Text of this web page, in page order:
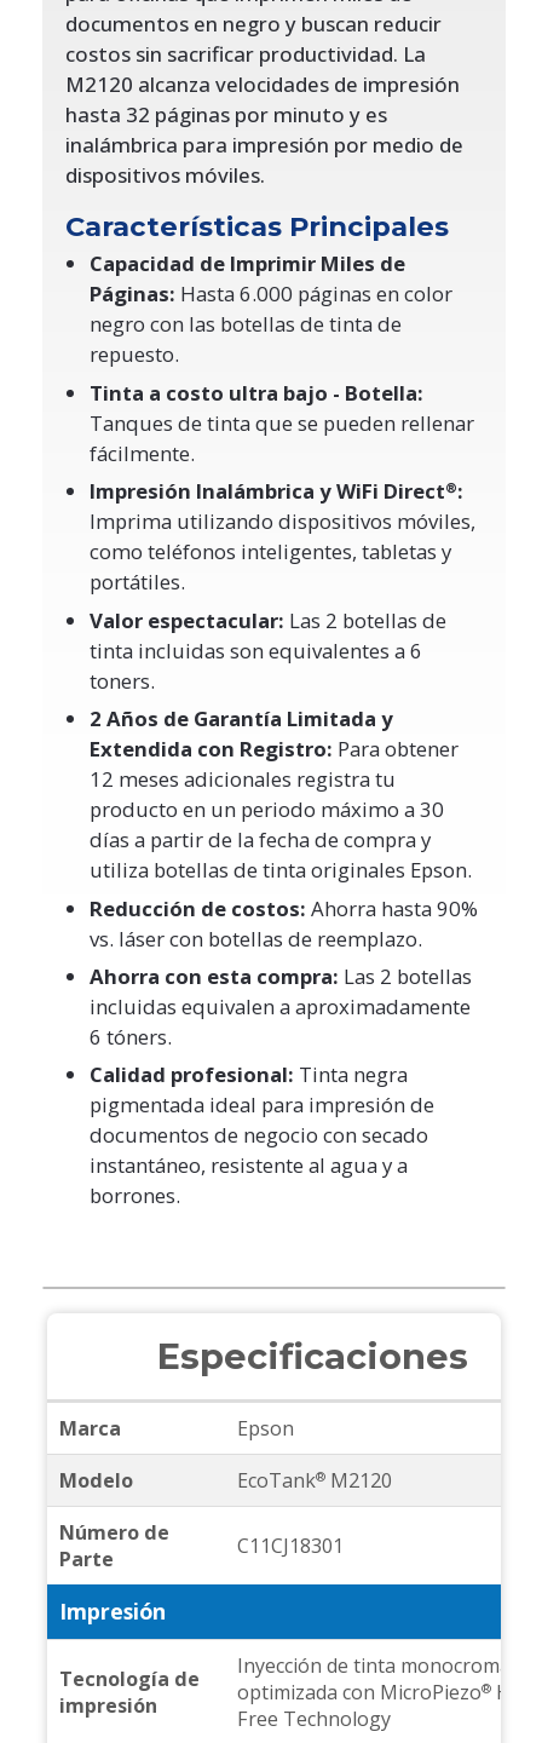
documentos en negro y buscan reducir
costos sin sacrificar productividad. La
M2120 alcanza velocidades de impresión
hasta 32 páginas por minuto y es
inalámbrica para impresión por medio de
dispositivos móviles.
Características Principales
Capacidad de Imprimir Miles de
Páginas: Hasta 6.000 páginas en color
negro con las botellas de tinta de
repuesto.
Tinta a costo ultra bajo - Botella:
Tanques de tinta que se pueden rellenar
fácilmente.
Impresión Inalámbrica y WiFi Direct®:
Imprima utilizando dispositivos móviles,
como teléfonos inteligentes, tabletas y
portátiles.
Valor espectacular: Las 2 botellas de
tinta incluidas son equivalentes a 6
toners.
2 Años de Garantía Limitada y
Extendida con Registro: Para obtener
12 meses adicionales registra tu
producto en un periodo máximo a 30
días a partir de la fecha de compra y
utiliza botellas de tinta originales Epson.
Reducción de costos: Ahorra hasta 90%
vs. láser con botellas de reemplazo.
Ahorra con esta compra: Las 2 botellas
incluidas equivalen a aproximadamente
6 tóners.
Calidad profesional: Tinta negra
pigmentada ideal para impresión de
documentos de negocio con secado
instantáneo, resistente al agua y a
borrones.
Especificaciones
Marca
Epson
Modelo
EcoTank®M2120
Número de
Parte
C11CJ18301
Impresión
Tecnología de
impresión
Inyección de tinta monocromática
optimizada con MicroPiezo®
Free Technology